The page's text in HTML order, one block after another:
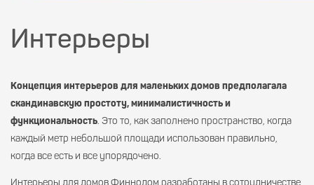
Интерьеры
Концепция интерьеров для маленьких домов предполагала
скандинавскую простоту, минималистичность и
функциональность. Это то, как заполнено пространство, когда
каждый метр небольшой площади использован правильно,
когда все есть и все упорядочено.